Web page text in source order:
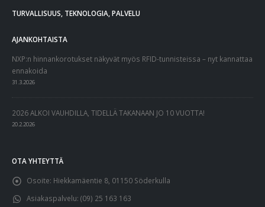
TURVALLISUUS, TEKNOLOGIA, PALVELU
AJANKOHTAISTA
NXP:n hinnankorotukset näkyvät myös RFID-tunnisteissa – nyt kannattaa
ennakoida
31.3.2026
2026 ALKOI VAUHDILLA, TIDELLÄ TAKANAAN JO 10 VUOTTA!
20.2.2026
OTA YHTEYTTÄ
Osoite: Hiekkamäentie 8, 01150 Söderkulla
Asiakaspalvelu: (09) 25 163 163